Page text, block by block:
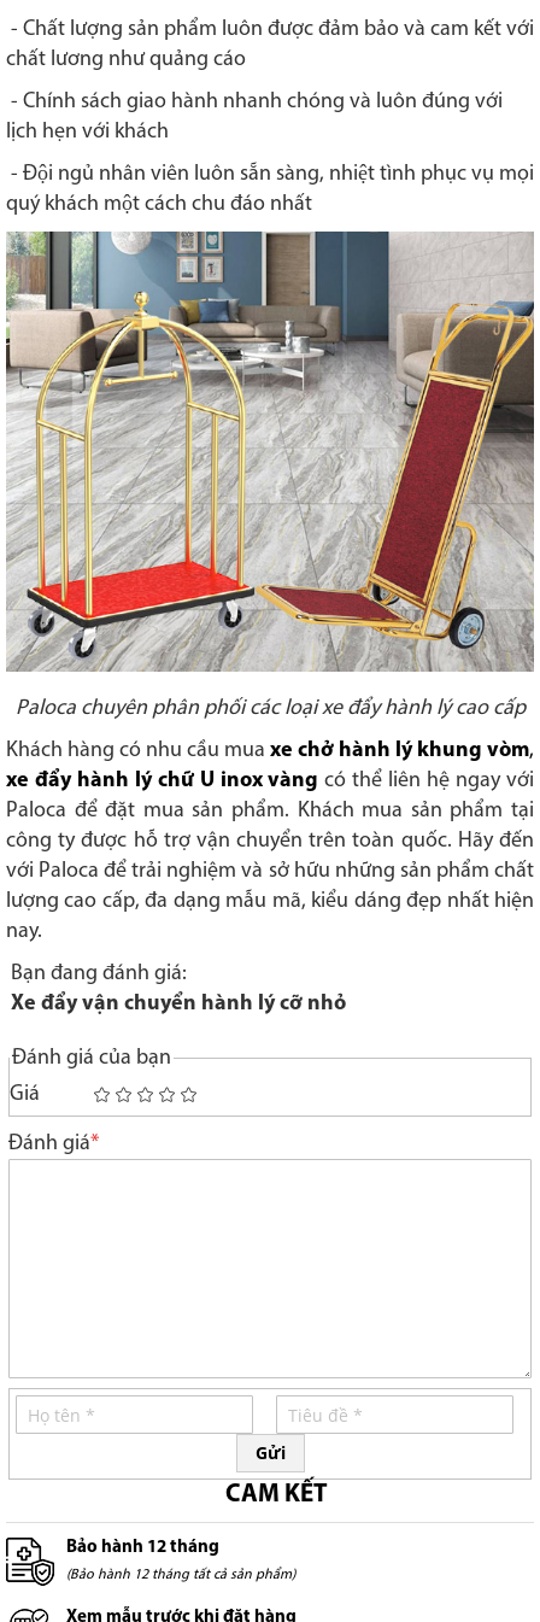
- Chất lượng sản phẩm luôn được đảm bảo và cam kết với
chất lương như quảng cáo
- Chính sách giao hành nhanh chóng và luôn đúng với
lịch hẹn với khách
- Đội ngủ nhân viên luôn sẵn sàng, nhiệt tình phục vụ mọi
quý khách một cách chu đáo nhất
Paloca chuyên phân phối các loại xe đẩy hành lý cao cấp
Khách hàng có nhu cầu mua xe chở hành lý khung vòm,
xe đẩy hành lý chữ U inox vàng có thể liên hệ ngay với
Paloca để đặt mua sản phẩm. Khách mua sản phẩm tại
công ty được hỗ trợ vận chuyển trên toàn quốc. Hãy đến
với Paloca để trải nghiệm và sở hữu những sản phẩm chất
lượng cao cấp, đa dạng mẫu mã, kiểu dáng đẹp nhất hiện
nay.
Bạn đang đánh giá:
Xe đẩy vận chuyển hành lý cỡ nhỏ
Đánh giá của bạn
Giá
1
star
2
stars
3
stars
4
stars
5
stars
Đánh giá
Gửi
CAM KẾT
Bảo hành 12 tháng
(Bảo hành 12 tháng tất cả sản phẩm)
Xem mẫu trước khi đặt hàng